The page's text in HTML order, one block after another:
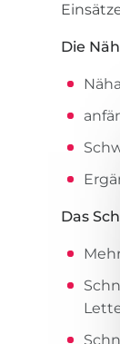
Die
Das